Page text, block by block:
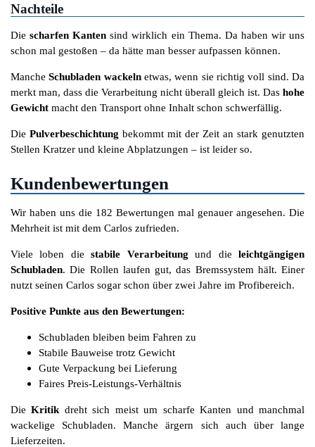
Nachteile
Diescharfen Kanten sind wirklich ein Thema. Da haben wir uns
schon mal gestoßen – da hätte man besser aufpassen können.
MancheSchubladen wackelnetwas, wenn sie richtig voll sind. Da
merkt man, dass die Verarbeitung nicht überall gleich ist. Das hohe
Gewicht macht den Transport ohne Inhalt schon schwerfällig.
Die Pulverbeschichtung bekommt mit der Zeit an stark genutzten
Stellen Kratzer und kleine Abplatzungen – ist leider so.
Kundenbewertungen
Wir haben uns die 182 Bewertungen mal genauer angesehen. Die
Mehrheit ist mit dem Carlos zufrieden.
Viele loben diestabile Verarbeitung und dieleichtgängigen
Schubladen. Die Rollen laufen gut, das Bremssystem hält. Einer
nutzt seinen Carlos sogar schon über zwei Jahre im Profibereich.
Positive Punkte aus den Bewertungen:
Schubladen bleiben beim Fahren zu
Stabile Bauweise trotz Gewicht
Gute Verpackung bei Lieferung
Faires Preis-Leistungs-Verhältnis
DieKritik dreht sich meist um scharfe Kanten und manchmal
wackelige Schubladen. Manche ärgern sich auch über lange
Lieferzeiten.